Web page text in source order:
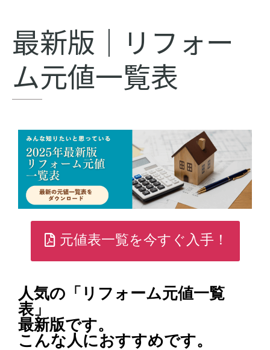
最新版｜リフォー
ム元値一覧表
元値表一覧を今すぐ入手！
人気の「リフォーム元値一覧
表」
最新版です。
こんな人におすすめです。